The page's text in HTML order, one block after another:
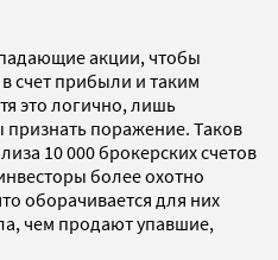
акции, чтобы
в счет прибыли и таким
это логично, лишь
поражение. Таков
10 000 брокерских счетов
более охотно
оборачивается для них
чем продают упавшие,